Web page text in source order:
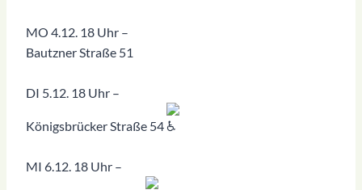
MO 4.12. 18 Uhr –
Bautzner Straße 51
DI 5.12. 18 Uhr –
Königsbrücker Straße 54
MI 6.12. 18 Uhr –